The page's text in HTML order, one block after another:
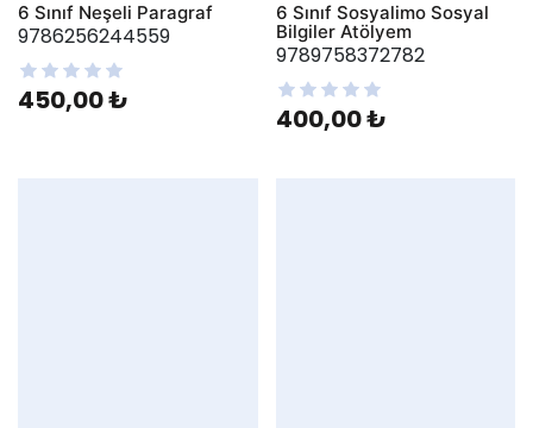
6 Sınıf Neşeli Paragraf
9786256244559
450,00 ₺
6 Sınıf Sosyalimo Sosyal
Bilgiler Atölyem
9789758372782
400,00 ₺